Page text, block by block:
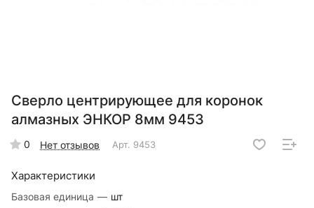
Сверло центрирующее для коронок
алмазных ЭНКОР 8мм 9453
0 Нет отзывов Арт. 9453
Характеристики
Базовая единица — шт